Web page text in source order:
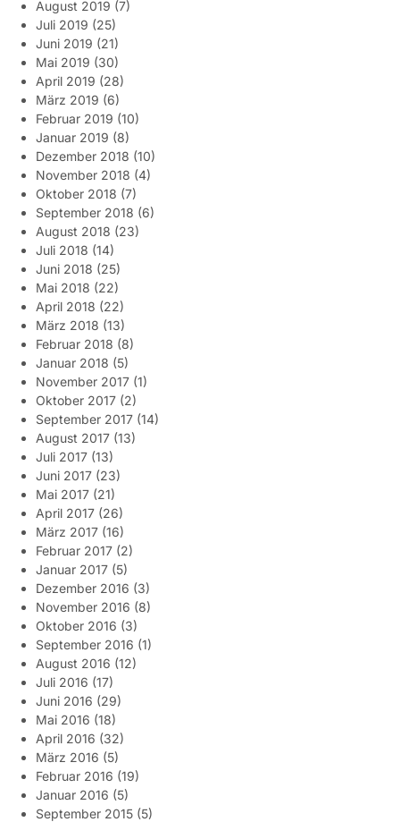
August 2019 (7)
Juli 2019 (25)
Juni 2019 (21)
Mai 2019 (30)
April 2019 (28)
März 2019 (6)
Februar 2019 (10)
Januar 2019 (8)
Dezember 2018 (10)
November 2018 (4)
Oktober 2018 (7)
September 2018 (6)
August 2018 (23)
Juli 2018 (14)
Juni 2018 (25)
Mai 2018 (22)
April 2018 (22)
März 2018 (13)
Februar 2018 (8)
Januar 2018 (5)
November 2017 (1)
Oktober 2017 (2)
September 2017 (14)
August 2017 (13)
Juli 2017 (13)
Juni 2017 (23)
Mai 2017 (21)
April 2017 (26)
März 2017 (16)
Februar 2017 (2)
Januar 2017 (5)
Dezember 2016 (3)
November 2016 (8)
Oktober 2016 (3)
September 2016 (1)
August 2016 (12)
Juli 2016 (17)
Juni 2016 (29)
Mai 2016 (18)
April 2016 (32)
März 2016 (5)
Februar 2016 (19)
Januar 2016 (5)
September 2015 (5)